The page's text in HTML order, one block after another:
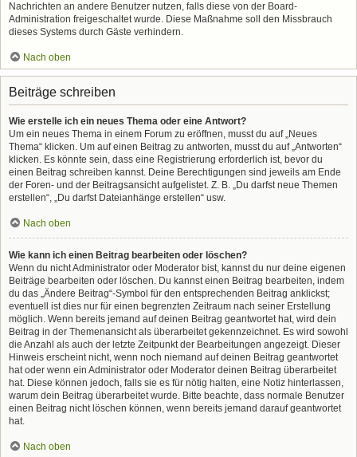
Nachrichten an andere Benutzer nutzen, falls diese von der Board-
Administration freigeschaltet wurde. Diese Maßnahme soll den Missbrauch
dieses Systems durch Gäste verhindern.
Nach oben
Beiträge schreiben
Wie erstelle ich ein neues Thema oder eine Antwort?
Um ein neues Thema in einem Forum zu eröffnen, musst du auf „Neues
Thema“ klicken. Um auf einen Beitrag zu antworten, musst du auf „Antworten“
klicken. Es könnte sein, dass eine Registrierung erforderlich ist, bevor du
einen Beitrag schreiben kannst. Deine Berechtigungen sind jeweils am Ende
der Foren- und der Beitragsansicht aufgelistet. Z. B. „Du darfst neue Themen
erstellen“, „Du darfst Dateianhänge erstellen“ usw.
Nach oben
Wie kann ich einen Beitrag bearbeiten oder löschen?
Wenn du nicht Administrator oder Moderator bist, kannst du nur deine eigenen
Beiträge bearbeiten oder löschen. Du kannst einen Beitrag bearbeiten, indem
du das „Ändere Beitrag“-Symbol für den entsprechenden Beitrag anklickst;
eventuell ist dies nur für einen begrenzten Zeitraum nach seiner Erstellung
möglich. Wenn bereits jemand auf deinen Beitrag geantwortet hat, wird dein
Beitrag in der Themenansicht als überarbeitet gekennzeichnet. Es wird sowohl
die Anzahl als auch der letzte Zeitpunkt der Bearbeitungen angezeigt. Dieser
Hinweis erscheint nicht, wenn noch niemand auf deinen Beitrag geantwortet
hat oder wenn ein Administrator oder Moderator deinen Beitrag überarbeitet
hat. Diese können jedoch, falls sie es für nötig halten, eine Notiz hinterlassen,
warum dein Beitrag überarbeitet wurde. Bitte beachte, dass normale Benutzer
einen Beitrag nicht löschen können, wenn bereits jemand darauf geantwortet
hat.
Nach oben